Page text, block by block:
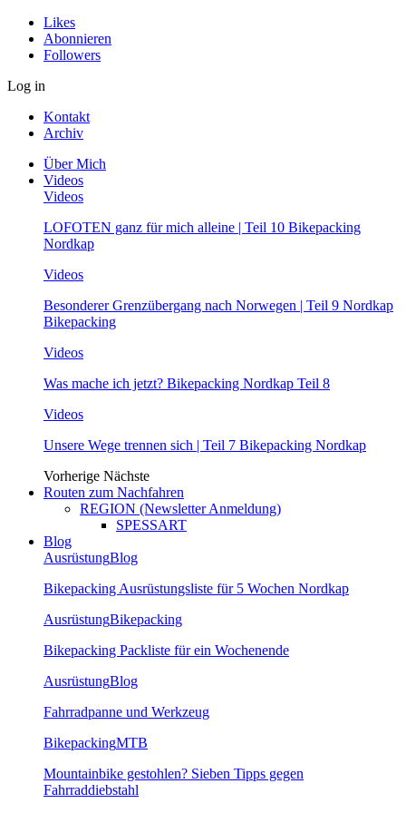
Likes
Abonnieren
Followers
Log in
Kontakt
Archiv
Über Mich
Videos
Videos
LOFOTEN ganz für mich alleine | Teil 10 Bikepacking
Nordkap
Videos
Besonderer Grenzübergang nach Norwegen | Teil 9 Nordkap
Bikepacking
Videos
Was mache ich jetzt? Bikepacking Nordkap Teil 8
Videos
Unsere Wege trennen sich | Teil 7 Bikepacking Nordkap
Vorherige Nächste
Routen zum Nachfahren
REGION (Newsletter Anmeldung)
SPESSART
Blog
AusrüstungBlog
Bikepacking Ausrüstungsliste für 5 Wochen Nordkap
AusrüstungBikepacking
Bikepacking Packliste für ein Wochenende
AusrüstungBlog
Fahrradpanne und Werkzeug
BikepackingMTB
Mountainbike gestohlen? Sieben Tipps gegen
Fahrraddiebstahl